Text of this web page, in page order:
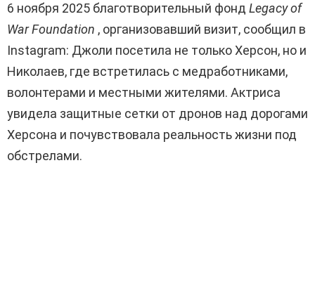
6 ноября 2025 благотворительный фонд Legacy of
War Foundation , организовавший визит, сообщил в
Instagram: Джоли посетила не только Херсон, но и
Николаев, где встретилась с медработниками,
волонтерами и местными жителями. Актриса
увидела защитные сетки от дронов над дорогами
Херсона и почувствовала реальность жизни под
обстрелами.